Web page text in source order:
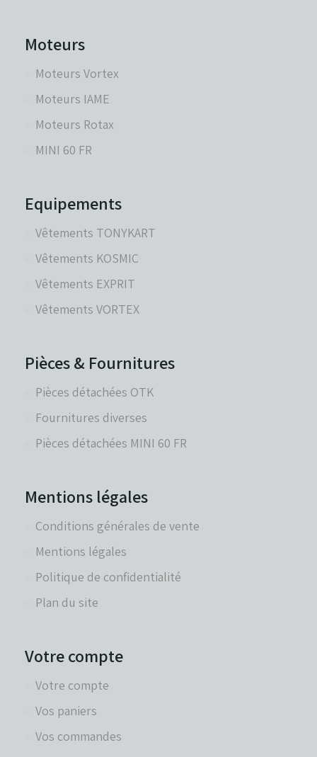
Moteurs
Moteurs Vortex
Moteurs IAME
Moteurs Rotax
MINI 60 FR
Equipements
Vêtements TONYKART
Vêtements KOSMIC
Vêtements EXPRIT
Vêtements VORTEX
Pièces & Fournitures
Pièces détachées OTK
Fournitures diverses
Pièces détachées MINI 60 FR
Mentions légales
Conditions générales de vente
Mentions légales
Politique de confidentialité
Plan du site
Votre compte
Votre compte
Vos paniers
Vos commandes